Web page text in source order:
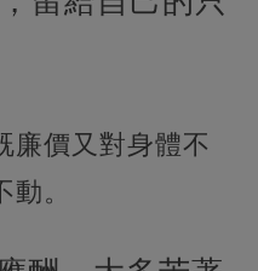
廉價又對身體不
。